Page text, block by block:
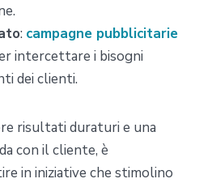
: campagne pubblicitarie
intercettare i bisogni
dei clienti.
risultati duraturi e una
con il cliente, è
in iniziative che stimolino